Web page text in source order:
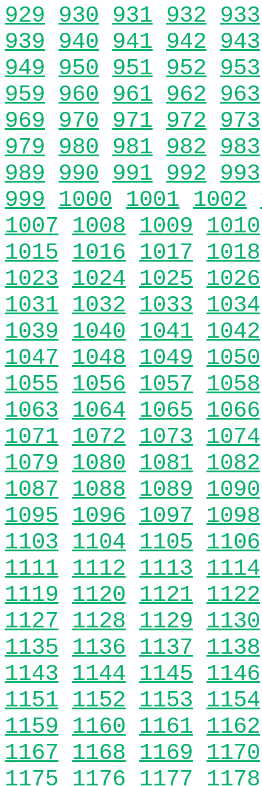
929 930 931 932 933
939 940 941 942 943
949 950 951 952 953
959 960 961 962 963
969 970 971 972 973
979 980 981 982 983
989 990 991 992 993
999 1000 1001 1002
1007 1008 1009 1010
1015 1016 1017 1018
1023 1024 1025 1026
1031 1032 1033 1034
1039 1040 1041 1042
1047 1048 1049 1050
1055 1056 1057 1058
1063 1064 1065 1066
1071 1072 1073 1074
1079 1080 1081 1082
1087 1088 1089 1090
1095 1096 1097 1098
1103 1104 1105 1106
1111 1112 1113 1114
1119 1120 1121 1122
1127 1128 1129 1130
1135 1136 1137 1138
1143 1144 1145 1146
1151 1152 1153 1154
1159 1160 1161 1162
1167 1168 1169 1170
1175 1176 1177 1178